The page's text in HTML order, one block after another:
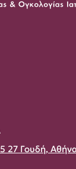
27 Γουδή,